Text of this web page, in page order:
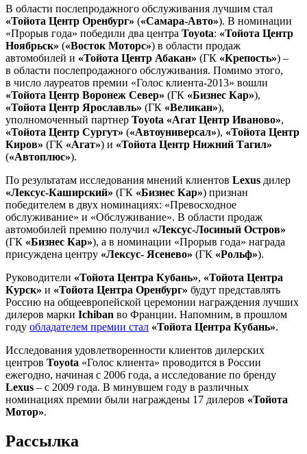
В области послепродажного обслуживания лучшим стал
«Тойота Центр Оренбург» («Самара-Авто»). В номинации
«Прорыв года» победили два центра Toyota: «Тойота Центр
Ноябрьск» («Восток Моторс») в области продаж
автомобилей и «Тойота Центр Абакан» (ГК «Крепость») –
в области послепродажного обслуживания. Помимо этого,
в число лауреатов премии «Голос клиента-2013» вошли
«Тойота Центр Воронеж Север» (ГК «Бизнес Кар»),
«Тойота Центр Ярославль» (ГК «Великан»),
уполномоченный партнер Toyota «Агат Центр Иваново»,
«Тойота Центр Сургут» («Автоуниверсал»), «Тойота Центр
Киров» (ГК «Агат») и «Тойота Центр Нижний Тагил»
(«Автоплюс»).
По результатам исследования мнений клиентов Lexus дилер
«Лексус-Каширский» (ГК «Бизнес Кар») признан
победителем в двух номинациях: «Превосходное
обслуживание» и «Обслуживание». В области продаж
автомобилей премию получил «Лексус-Лосиный Остров»
(ГК «Бизнес Кар»), а в номинации «Прорыв года» награда
присуждена центру «Лексус- Ясенево» (ГК «Рольф»).
Руководители «Тойота Центра Кубань», «Тойота Центра
Курск» и «Тойота Центра Оренбург» будут представлять
Россию на общеевропейской церемонии награждения лучших
дилеров марки Ichiban во Франции. Напомним, в прошлом
году обладателем премии стал «Тойота Центра Кубань».
Исследования удовлетворенности клиентов дилерских
центров Toyota «Голос клиента» проводится в России
ежегодно, начиная с 2006 года, а исследование по бренду
Lexus – с 2009 года. В минувшем году в различных
номинациях премии были награждены 17 дилеров «Тойота
Мотор».
Рассылка